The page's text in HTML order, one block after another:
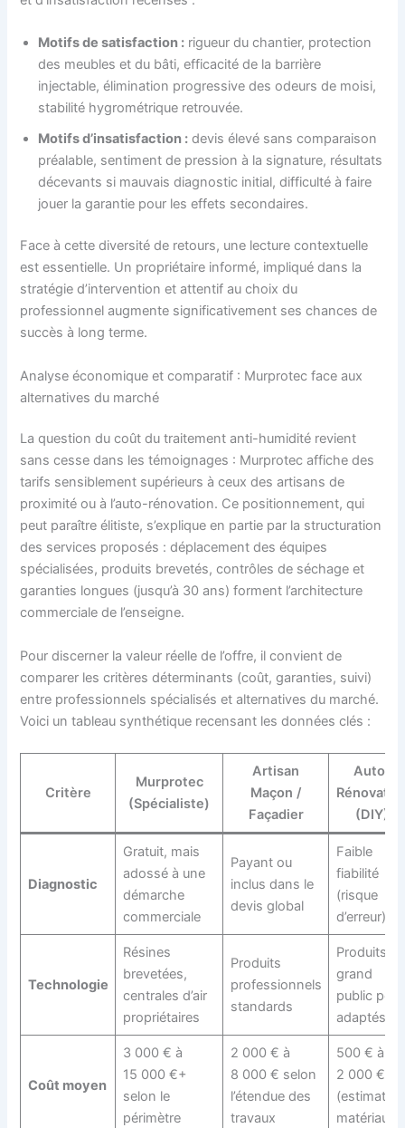
Motifs de satisfaction : rigueur du chantier, protection
des meubles et du bâti, efficacité de la barrière
injectable, élimination progressive des odeurs de moisi,
stabilité hygrométrique retrouvée.
Motifs d’insatisfaction : devis élevé sans comparaison
préalable, sentiment de pression à la signature, résultats
décevants si mauvais diagnostic initial, difficulté à faire
jouer la garantie pour les effets secondaires.
Face à cette diversité de retours, une lecture contextuelle
est essentielle. Un propriétaire informé, impliqué dans la
stratégie d’intervention et attentif au choix du
professionnel augmente significativement ses chances de
succès à long terme.
Analyse économique et comparatif : Murprotec face aux
alternatives du marché
La question du coût du traitement anti-humidité revient
sans cesse dans les témoignages : Murprotec affiche des
tarifs sensiblement supérieurs à ceux des artisans de
proximité ou à l’auto-rénovation. Ce positionnement, qui
peut paraître élitiste, s’explique en partie par la structuration
des services proposés : déplacement des équipes
spécialisées, produits brevetés, contrôles de séchage et
garanties longues (jusqu’à 30 ans) forment l’architecture
commerciale de l’enseigne.
Pour discerner la valeur réelle de l’offre, il convient de
comparer les critères déterminants (coût, garanties, suivi)
entre professionnels spécialisés et alternatives du marché.
Voici un tableau synthétique recensant les données clés :
Critère
Murprotec
(Spécialiste)
Artisan
Maçon /
Façadier
Auto-
(DIY)
Diagnostic
Gratuit, mais
adossé à une
démarche
commerciale
Payant ou
inclus dans le
devis global
Faible
fiabilité
(risque
d’erreur)
Technologie
Résines
brevetées,
centrales d’air
propriétaires
Produits
professionnels
standards
Produits
grand
public peu
adaptés
Coût moyen
3 000 € à
15 000 €+
selon le
périmètre
2 000 € à
8 000 € selon
l’étendue des
travaux
500 € à
2 000 €
(estimatif
matériaux)